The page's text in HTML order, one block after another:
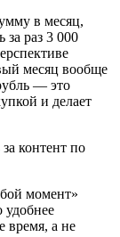
в месяц,
за раз 3 000
месяц вообще
— это
и делает
момент»
удобнее
время, а не